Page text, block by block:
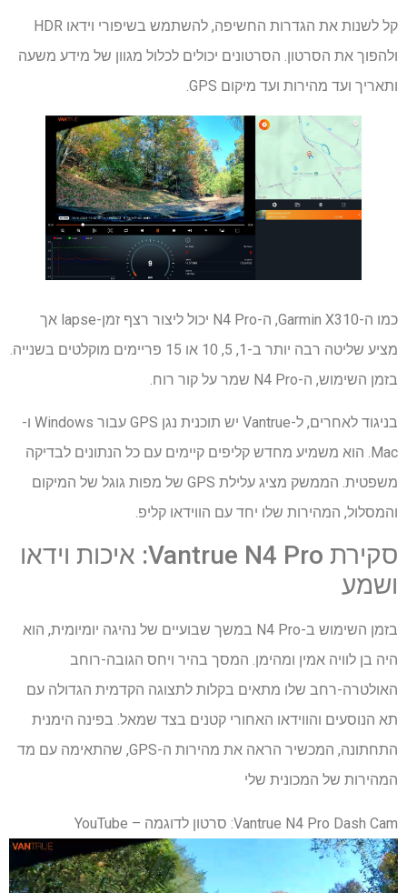
קל לשנות את הגדרות החשיפה, להשתמש בשיפורי וידאו HDR
ולהפוך את הסרטון. הסרטונים יכולים לכלול מגוון של מידע משעה
ותאריך ועד מהירות ועד מיקום GPS.
כמו ה-Garmin X310, ה-N4 Pro יכול ליצור רצף זמן-lapse אך
מציע שליטה רבה יותר ב-1, 5, 10 או 15 פריימים מוקלטים בשנייה.
בזמן השימוש, ה-N4 Pro שמר על קור רוח.
בניגוד לאחרים, ל-Vantrue יש תוכנית נגן GPS עבור Windows ו-
Mac. הוא משמיע מחדש קליפים קיימים עם כל הנתונים לבדיקה
משפטית. הממשק מציג עלילת GPS של מפות גוגל של המיקום
והמסלול, המהירות שלו יחד עם הווידאו קליפ.
סקירת Vantrue N4 Pro: איכות וידאו
ושמע
בזמן השימוש ב-N4 Pro במשך שבועיים של נהיגה יומיומית, הוא
היה בן לוויה אמין ומהימן. המסך בהיר ויחס הגובה-רוחב
האולטרה-רחב שלו מתאים בקלות לתצוגה הקדמית הגדולה עם
תא הנוסעים והווידאו האחורי קטנים בצד שמאל. בפינה הימנית
התחתונה, המכשיר הראה את מהירות ה-GPS, שהתאימה עם מד
המהירות של המכונית שלי
Vantrue N4 Pro Dash Cam: סרטון לדוגמה – YouTube